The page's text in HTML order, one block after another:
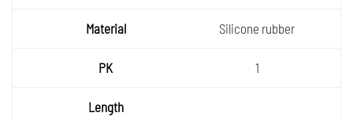
Silicone rubber
1